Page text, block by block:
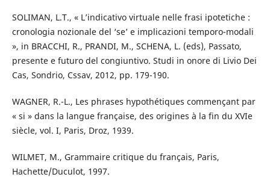
SOLIMAN, L.T., « L’indicativo virtuale nelle frasi ipotetiche :
cronologia nozionale del ‘se’ e implicazioni temporo-modali
», in BRACCHI, R., PRANDI, M., SCHENA, L. (eds), Passato,
presente e futuro del congiuntivo. Studi in onore di Livio Dei
Cas, Sondrio, Cssav, 2012, pp. 179-190.
WAGNER, R.-L., Les phrases hypothétiques commençant par
« si » dans la langue française, des origines à la fin du XVIe
siècle, vol. I, Paris, Droz, 1939.
WILMET, M., Grammaire critique du français, Paris,
Hachette/Duculot, 1997.